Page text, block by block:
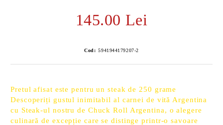
145.00 Lei
Cod: 5941944179207-2
Pretul afisat este pentru un steak de 250 grame
Descoperiți gustul inimitabil al carnei de vită Argentina
cu Steak-ul nostru de Chuck Roll Argentina, o alegere
culinară de excepție care se distinge printr-o savoare